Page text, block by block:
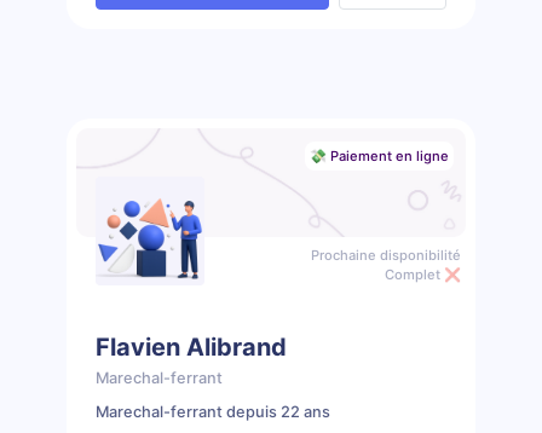
💸 Paiement en ligne
Prochaine disponibilité
Complet ❌
Flavien Alibrand
Marechal-ferrant
Marechal-ferrant depuis 22 ans